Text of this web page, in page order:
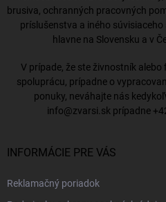
brusiva, ochranných pracovných
príslušenstva a iného
hlavne na Slovensku a v
V prípade, že ste živnostník
spoluprácu, prípadne o
ponuky, neváhajte nás
info@zvarsi.sk prípadne
INFORMÁCIE PRE VÁS
Reklamačný poriadok